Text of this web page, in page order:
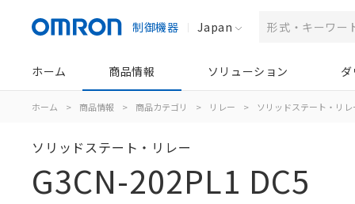
制御機器 Japan
ホーム 商品情報 ソリューション
ホーム > 商品情報 > 商品カテゴリ > リレー > ソリッドステート・リレ
ソリッドステート・リレー
G3CN-202PL1 DC5